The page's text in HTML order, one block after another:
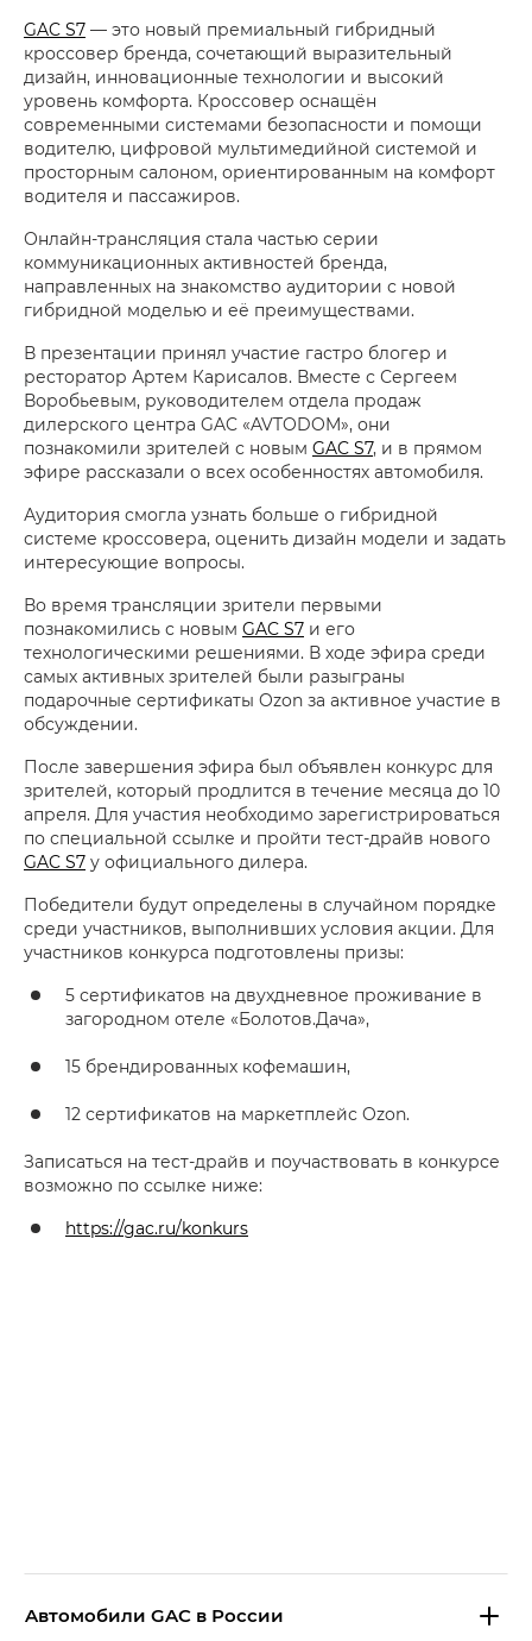
GAC S7 — это новый премиальный гибридный
кроссовер бренда, сочетающий выразительный
дизайн, инновационные технологии и высокий
уровень комфорта. Кроссовер оснащён
современными системами безопасности и помощи
водителю, цифровой мультимедийной системой и
просторным салоном, ориентированным на комфорт
водителя и пассажиров.
Онлайн-трансляция стала частью серии
коммуникационных активностей бренда,
направленных на знакомство аудитории с новой
гибридной моделью и её преимуществами.
В презентации принял участие гастро блогер и
ресторатор Артем Карисалов. Вместе с Сергеем
Воробьевым, руководителем отдела продаж
дилерского центра GAC «AVTODOM», они
познакомили зрителей с новым GAC S7, и в прямом
эфире рассказали о всех особенностях автомобиля.
Аудитория смогла узнать больше о гибридной
системе кроссовера, оценить дизайн модели и задать
интересующие вопросы.
Во время трансляции зрители первыми
познакомились с новым GAC S7 и его
технологическими решениями. В ходе эфира среди
самых активных зрителей были разыграны
подарочные сертификаты Ozon за активное участие в
обсуждении.
После завершения эфира был объявлен конкурс для
зрителей, который продлится в течение месяца до 10
апреля. Для участия необходимо зарегистрироваться
по специальной ссылке и пройти тест-драйв нового
GAC S7 у официального дилера.
Победители будут определены в случайном порядке
среди участников, выполнивших условия акции. Для
участников конкурса подготовлены призы:
5 сертификатов на двухдневное проживание в
загородном отеле «Болотов.Дача»,
15 брендированных кофемашин,
12 сертификатов на маркетплейс Ozon.
Записаться на тест-драйв и поучаствовать в конкурсе
возможно по ссылке ниже:
https://gac.ru/konkurs
Aвтомобили GAC в России